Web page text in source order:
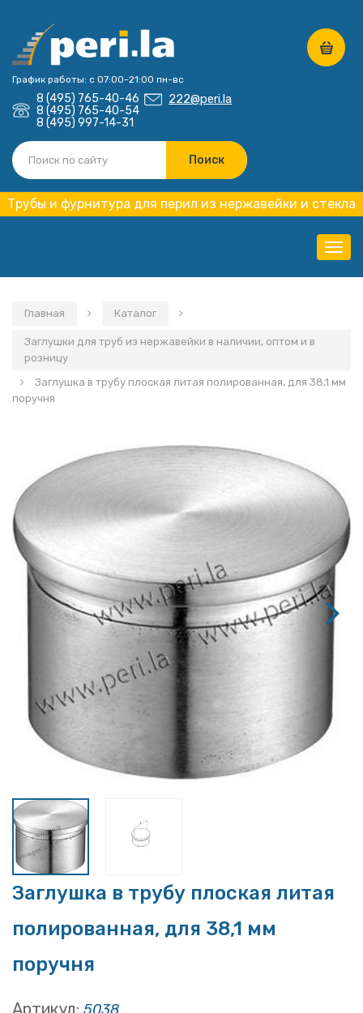
График работы: с 07:00-21:00 пн-вс
8 (495) 765-40-46
8 (495) 765-40-54
8 (495) 997-14-31
222@peri.la
Трубы и фурнитура для перил из нержавейки и стекла
Главная Каталог
Заглушки для труб из нержавейки в наличии, оптом и в
розницу
Заглушка в трубу плоская литая полированная, для 38,1 мм
поручня
Заглушка в трубу плоская литая
полированная, для 38,1 мм
поручня
Артикул: